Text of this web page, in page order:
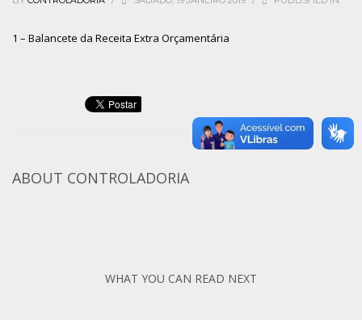
1 – Balancete da Receita Extra Orçamentária
ABOUT CONTROLADORIA
WHAT YOU CAN READ NEXT